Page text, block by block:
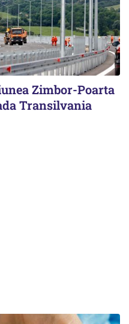
Zimbor-Poarta
Transilvania